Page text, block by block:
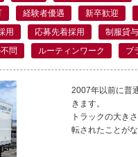
経験者優遇 新卒歓迎
用 応募先着採用 制服貸与
問 ルーティンワーク ブ
2007年以前に普
きます。
トラックの大き
転されたことが